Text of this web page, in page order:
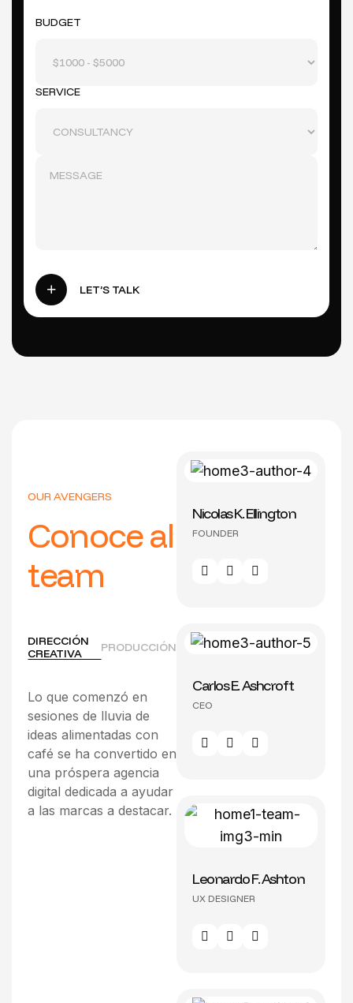
BUDGET
SERVICE
LET’S TALK
OUR AVENGERS
Conoce al
team
DIRECCIÓN
CREATIVA
PRODUCCIÓN
Lo que comenzó en
sesiones de lluvia de
ideas alimentadas con
café se ha convertido en
una próspera agencia
digital dedicada a ayudar
a las marcas a destacar.
Nicolas K. Ellington
FOUNDER
Carlos E. Ashcroft
CEO
Leonardo F. Ashton
UX DESIGNER